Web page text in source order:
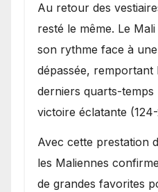
Au retour des
resté le même. Le
son rythme face à
dépassée, remportant
derniers quarts-temps
victoire éclatante
Avec cette prestation
les Maliennes
de grandes favorites